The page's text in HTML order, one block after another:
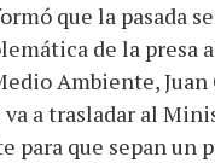
que la pasada
de la presa
Ambiente, Juan
va a trasladar al
para que sepan un